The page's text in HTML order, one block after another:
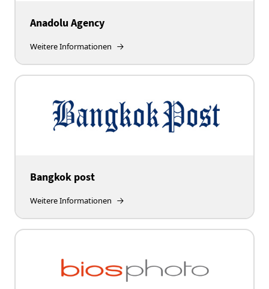
Anadolu Agency
Weitere Informationen
Bangkok post
Weitere Informationen